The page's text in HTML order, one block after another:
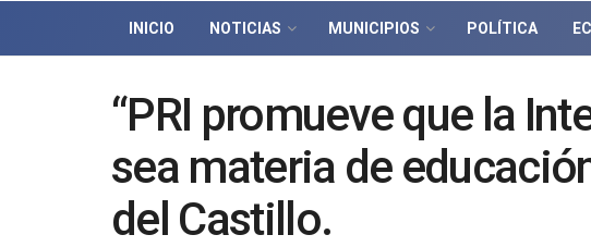
INICIO NOTICIAS MUNICIPIOS POLÍTICA
“PRI promueve que la
sea materia de
del Castillo.